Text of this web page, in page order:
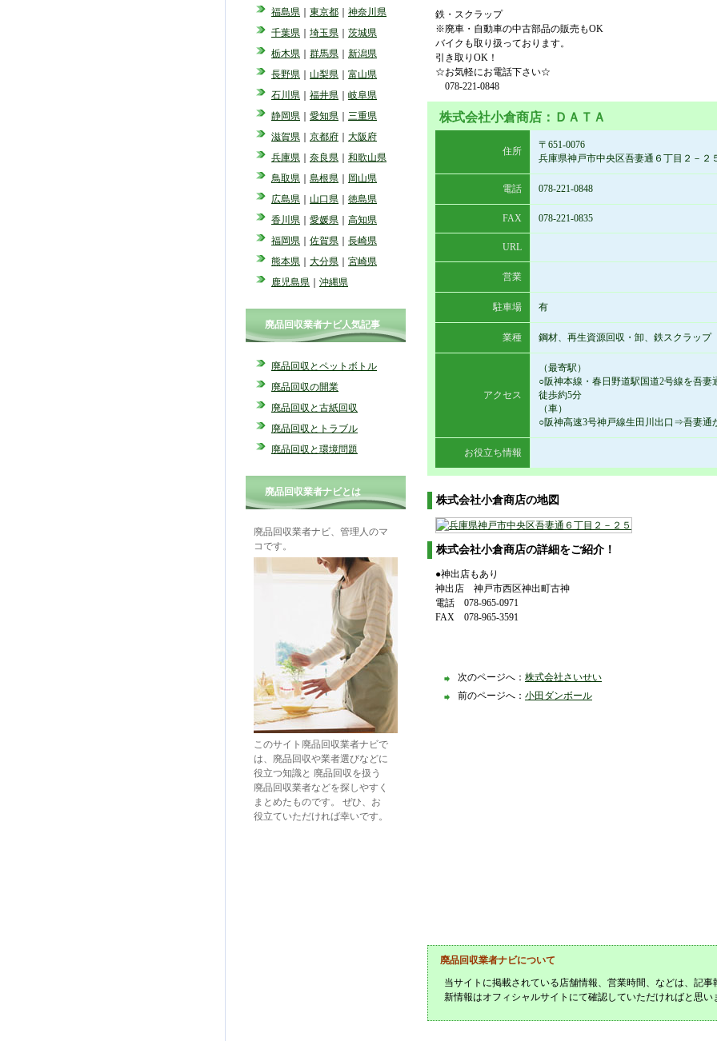
鉄・スクラップ
※廃車・自動車の中古部品の販売もOK
バイクも取り扱っております。
引き取りOK！
☆お気軽にお電話下さい☆
078-221-0848
株式会社小倉商店：ＤＡＴＡ
住所
〒651-0076
兵庫県神戸市中央区吾妻通６丁目２－２
電話 078-221-0848
FAX 078-221-0835
URL
営業
駐車場 有
業種 鋼材、再生資源回収・卸、鉄スクラップ
アクセス
（最寄駅）
○阪神本線・春日野道駅国道2号線を吾妻
徒歩約5分
（車）
○阪神高速3号神戸線生田川出口⇒吾妻通
お役立ち情報
株式会社小倉商店の地図
株式会社小倉商店の詳細をご紹介！
●神出店もあり
神出店 神戸市西区神出町古神
電話 078-965-0971
FAX 078-965-3591
次のページへ： 株式会社さいせい
前のページへ： 小田ダンボール
廃品回収業者ナビについて
当サイトに掲載されている店舗情報、営業時間、などは、記
新情報はオフィシャルサイトにて確認していただければと思い
福島県
東京都
神奈川県
千葉県
埼玉県
茨城県
栃木県
群馬県
新潟県
長野県
山梨県
富山県
石川県
福井県
岐阜県
静岡県
愛知県
三重県
滋賀県
京都府
大阪府
兵庫県
奈良県
和歌山県
鳥取県
島根県
岡山県
広島県
山口県
徳島県
香川県
愛媛県
高知県
福岡県
佐賀県
長崎県
熊本県
大分県
宮崎県
鹿児島県
沖縄県
廃品回収業者ナビ人気記事
廃品回収とペットボトル
廃品回収の開業
廃品回収と古紙回収
廃品回収とトラブル
廃品回収と環境問題
廃品回収業者ナビとは
廃品回収業者ナビ、管理人のマ
コです。
このサイト廃品回収業者ナビで
は、廃品回収や業者選びなどに
役立つ知識と 廃品回収を扱う
廃品回収業者などを探しやすく
まとめたものです。 ぜひ、お
役立ていただければ幸いです。